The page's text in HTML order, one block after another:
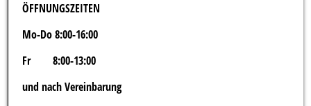
ÖFFNUNGSZEITEN
Mo-Do 8:00-16:00
Fr 8:00-13:00
und nach Vereinbarung